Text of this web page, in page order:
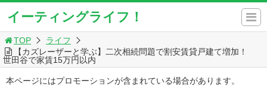
イーティングライフ！
TOP
ライフ
【カズレーザーと学ぶ】二次相続問題で割安賃貸戸建て増加！
世田谷で家賃15万円以内
本ページにはプロモーションが含まれている場合があります。